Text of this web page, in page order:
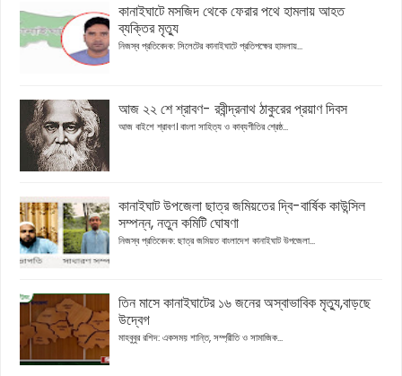
কানাইঘাটে মসজিদ থেকে ফেরার পথে হামলায় আহত
ব্যক্তির মৃত্যু
নিজস্ব প্রতিবেদক: সিলেটের কানাইঘাটে প্রতিপক্ষের হামলায়...
আজ ২২ শে শ্রাবণ- রবীন্দ্রনাথ ঠাকুরের প্রয়াণ দিবস
আজ বাইশে শ্রাবণ। বাংলা সাহিত্য ও কাব্যগীতির শ্রেষ্ঠ...
কানাইঘাট উপজেলা ছাত্র জমিয়তের দ্বি-বার্ষিক কাউন্সিল
সম্পন্ন, নতুন কমিটি ঘোষণা
নিজস্ব প্রতিবেদক: ছাত্র জমিয়ত বাংলাদেশ কানাইঘাট উপজেলা...
তিন মাসে কানাইঘাটের ১৬ জনের অস্বাভাবিক মৃত্যু,বাড়ছে
উদ্বেগ
মাহবুবুর রশিদ: একসময় শান্তি, সম্প্রীতি ও সামাজিক...